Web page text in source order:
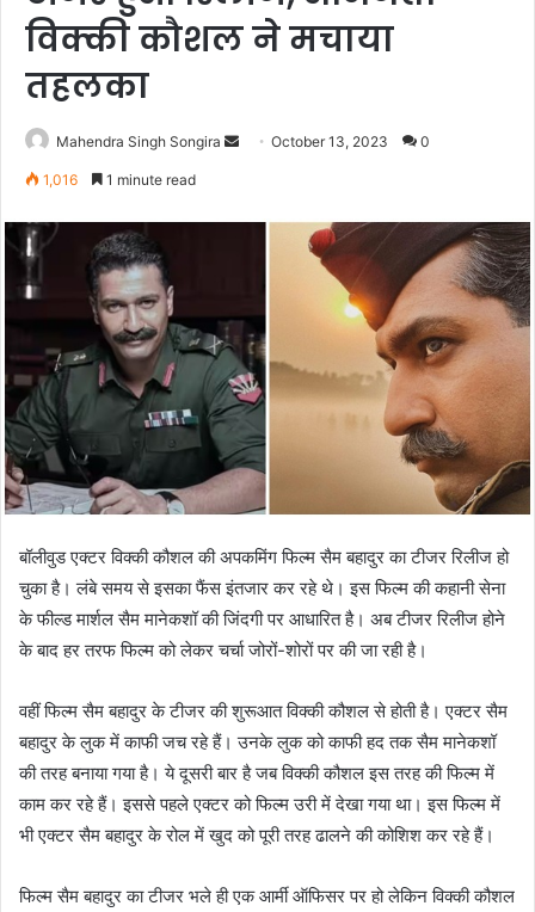
विक्की कौशल ने मचाया
तहलका
Mahendra Singh Songira
SendOctober 13, 2023 0
1,016 1 minute read
बॉलीवुड एक्टर विक्की कौशल की अपकमिंग फिल्म सैम बहादुर का टीजर रिलीज हो
चुका है। लंबे समय से इसका फैंस इंतजार कर रहे थे। इस फिल्म की कहानी सेना
के फील्ड मार्शल सैम मानेकशॉ की जिंदगी पर आधारित है। अब टीजर रिलीज होने
के बाद हर तरफ फिल्म को लेकर चर्चा जोरों-शोरों पर की जा रही है।
वहीं फिल्म सैम बहादुर के टीजर की शुरूआत विक्की कौशल से होती है। एक्टर सैम
बहादुर के लुक में काफी जच रहे हैं। उनके लुक को काफी हद तक सैम मानेकशॉ
की तरह बनाया गया है। ये दूसरी बार है जब विक्की कौशल इस तरह की फिल्म में
काम कर रहे हैं। इससे पहले एक्टर को फिल्म उरी में देखा गया था। इस फिल्म में
भी एक्टर सैम बहादुर के रोल में खुद को पूरी तरह ढालने की कोशिश कर रहे हैं।
फिल्म सैम बहादुर का टीजर भले ही एक आर्मी ऑफिसर पर हो लेकिन विक्की कौशल